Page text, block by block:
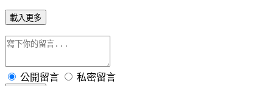
載入更多
公開留言 私密留言